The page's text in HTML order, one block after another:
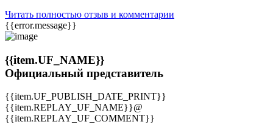
Читать полностью отзыв и комментарии
{{error.message}}
{{item.UF_NAME}}
Официальный представитель
{{item.UF_PUBLISH_DATE_PRINT}}
{{item.REPLAY_UF_NAME}}@
{{item.REPLAY_UF_COMMENT}}